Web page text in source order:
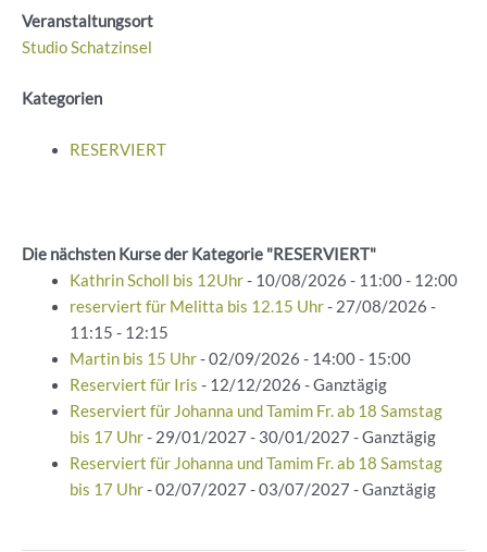
Veranstaltungsort
Studio Schatzinsel
Kategorien
RESERVIERT
Die nächsten Kurse der Kategorie "RESERVIERT"
Kathrin Scholl bis 12Uhr- 10/08/2026 - 11:00 - 12:00
reserviert für Melitta bis 12.15 Uhr- 27/08/2026 -
11:15 - 12:15
Martin bis 15 Uhr- 02/09/2026 - 14:00 - 15:00
Reserviert für Iris - 12/12/2026 - Ganztägig
Reserviert für Johanna und Tamim Fr. ab 18 Samstag
bis 17 Uhr- 29/01/2027 - 30/01/2027 - Ganztägig
Reserviert für Johanna und Tamim Fr. ab 18 Samstag
bis 17 Uhr- 02/07/2027 - 03/07/2027 - Ganztägig